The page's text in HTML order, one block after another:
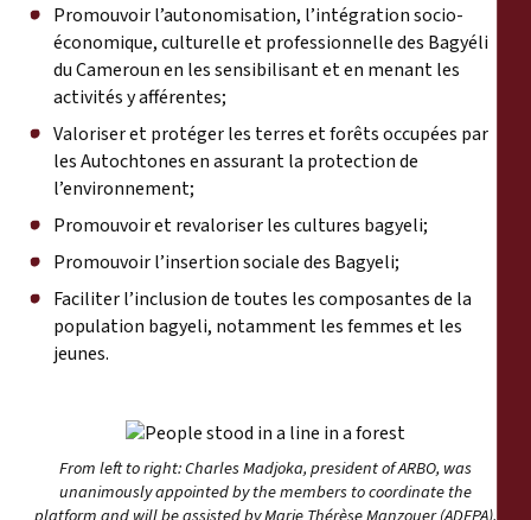
Promouvoir l’autonomisation, l’intégration socio-
économique, culturelle et professionnelle des Bagyéli
du Cameroun en les sensibilisant et en menant les
activités y afférentes;
Valoriser et protéger les terres et forêts occupées par
les Autochtones en assurant la protection de
l’environnement;
Promouvoir et revaloriser les cultures bagyeli;
Promouvoir l’insertion sociale des Bagyeli;
Faciliter l’inclusion de toutes les composantes de la
population bagyeli, notamment les femmes et les
jeunes.
From left to right: Charles Madjoka, president of ARBO, was
unanimously appointed by the members to coordinate the